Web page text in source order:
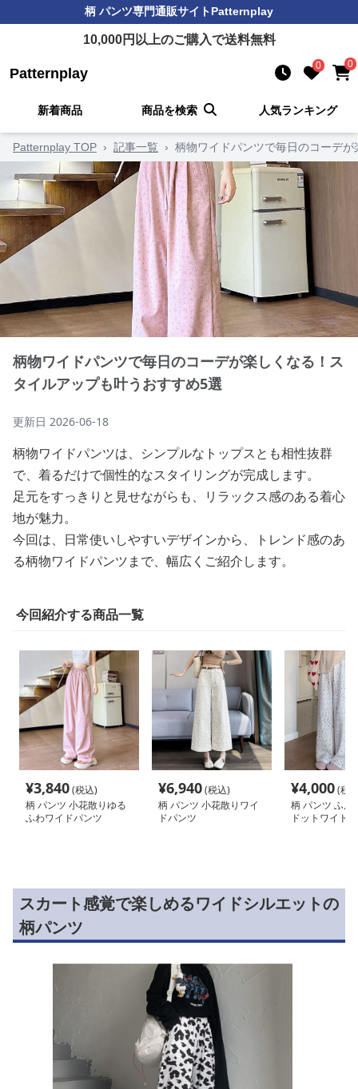
柄 パンツ専門通販サイトPatternplay
10,000円以上のご購入で送料無料
Patternplay 0 0
新着商品 商品を検索 人気ランキング
Patternplay TOP › 記事一覧 › 柄物ワイドパンツで毎日のコーデ
柄物ワイドパンツで毎日のコーデが楽しくなる！ス
タイルアップも叶うおすすめ5選
更新日 2026-06-18
柄物ワイドパンツは、シンプルなトップスとも相性抜群
で、着るだけで個性的なスタイリングが完成します。
足元をすっきりと見せながらも、リラックス感のある着心
地が魅力。
今回は、日常使いしやすいデザインから、トレンド感のあ
る柄物ワイドパンツまで、幅広くご紹介します。
今回紹介する商品一覧
¥3,840(税込)
柄 パンツ 小花散りゆる
ふわワイドパンツ
¥6,940(税込)
柄 パンツ 小花散りワイ
ドパンツ
¥4,000(税
柄 パンツ ふん
ドットワイド
スカート感覚で楽しめるワイドシルエットの
柄パンツ